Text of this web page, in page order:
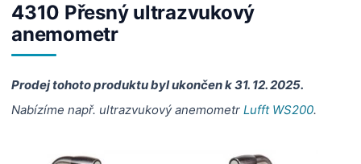
4310 Přesný ultrazvukový
anemometr
Prodej tohoto produktu byl ukončen k 31. 12. 2025.
Nabízíme např. ultrazvukový anemometr Lufft WS200.